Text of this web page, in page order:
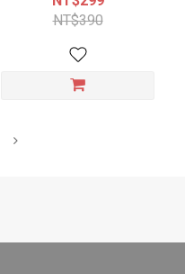
NT$390